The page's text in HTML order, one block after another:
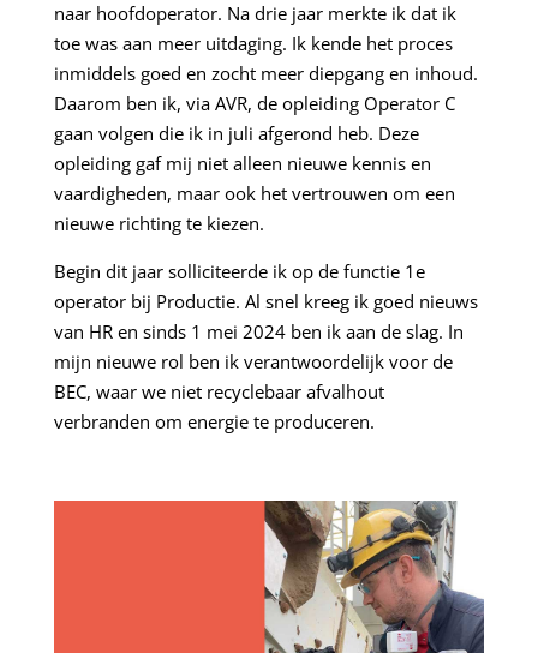
naar hoofdoperator. Na drie jaar merkte ik dat ik
toe was aan meer uitdaging. Ik kende het proces
inmiddels goed en zocht meer diepgang en inhoud.
Daarom ben ik, via AVR, de opleiding Operator C
gaan volgen die ik in juli afgerond heb. Deze
opleiding gaf mij niet alleen nieuwe kennis en
vaardigheden, maar ook het vertrouwen om een
nieuwe richting te kiezen.
Begin dit jaar solliciteerde ik op de functie 1e
operator bij Productie. Al snel kreeg ik goed nieuws
van HR en sinds 1 mei 2024 ben ik aan de slag. In
mijn nieuwe rol ben ik verantwoordelijk voor de
BEC, waar we niet recyclebaar afvalhout
verbranden om energie te produceren.